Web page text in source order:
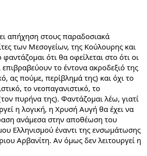
απήχηση στους παραδοσιακά
των Μεσογείων, της Κούλουρης και
ότι θα οφείλεται στο ότι οι
το έντονα ακροδεξιό της
ας πούμε, περίβλημά της) και όχι το
το νεοπαγανιστικό, το
πυρήνα της). Φαντάζομαι λέω, γιατί
η λογική, η Χρυσή Αυγή θα έχει να
ανάμεσα στην αποθέωση του
Ελληνισμού έναντι της ενσωμάτωσης
Αρβανίτη. Αν όμως δεν λειτουργεί η